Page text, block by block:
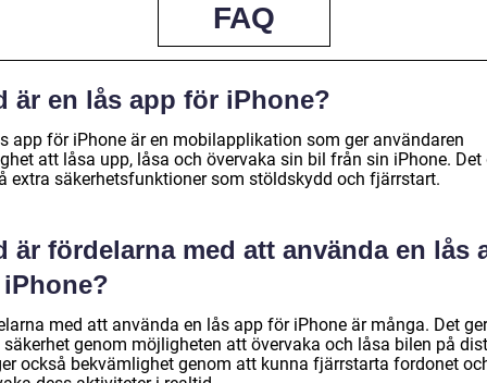
FAQ
är en lås app för iPhone?
app för iPhone är en mobilapplikation som ger användaren
att låsa upp, låsa och övervaka sin bil från sin iPhone. Det
extra säkerhetsfunktioner som stöldskydd och fjärrstart.
är fördelarna med att använda en lås
med att använda en lås app för iPhone är många. Det
säkerhet genom möjligheten att övervaka och låsa bilen på
också bekvämlighet genom att kunna fjärrstarta fordonet